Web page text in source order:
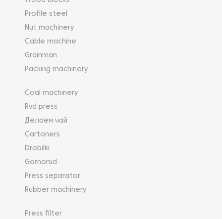
Profile steel
Nut machinery
Cable machine
Grainman
Packing machinery
Coal machinery
Rvd press
Делаем чай
Cartoners
Drobilki
Gornorud
Press separator
Rubber machinery
Press filter